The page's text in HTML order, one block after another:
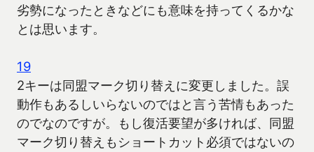
劣勢になったときなどにも意味を持ってくるかな
とは思います。
19
2キーは同盟マーク切り替えに変更しました。誤
動作もあるしいらないのではと言う苦情もあった
のでなのですが。もし復活要望が多ければ、同盟
マーク切り替えもショートカット必須ではないの